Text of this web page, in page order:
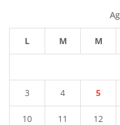
L M M
3 4 5
10 11 12